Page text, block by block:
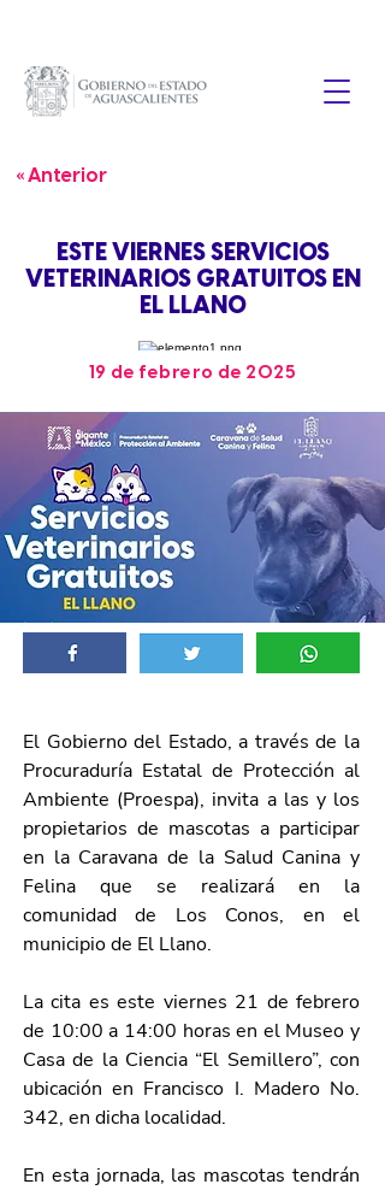
« Anterior
ESTE VIERNES SERVICIOS
VETERINARIOS GRATUITOS EN
EL LLANO
19 de febrero de 2025
El Gobierno del Estado, a través de la
Procuraduría Estatal de Protección al
Ambiente (Proespa), invita a las y los
propietarios de mascotas a participar
en la Caravana de la Salud Canina y
Felina que se realizará en la
comunidad de Los Conos, en el
municipio de El Llano.
La cita es este viernes 21 de febrero
de 10:00 a 14:00 horas en el Museo y
Casa de la Ciencia “El Semillero”, con
ubicación en Francisco I. Madero No.
342, en dicha localidad.
En esta jornada, las mascotas tendrán